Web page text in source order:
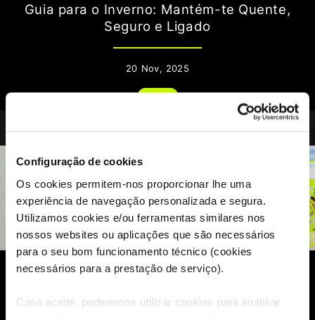
Configuração de cookies
Os cookies permitem-nos proporcionar lhe uma
experiência de navegação personalizada e segura.
Utilizamos cookies e/ou ferramentas similares nos
nossos websites ou aplicações que são necessários
para o seu bom funcionamento técnico (cookies
necessários para a prestação de serviço).
Caso aceite, poderemos utilizar cookies para analisar
Guia para o Inverno: Mantém-te Quente,
Seguro e Ligado
20 Nov, 2025
Viajar